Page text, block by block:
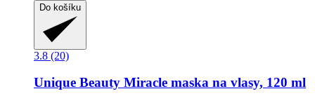
Do košíku
3.8 (20)
Unique Beauty Miracle maska na vlasy, 120 ml